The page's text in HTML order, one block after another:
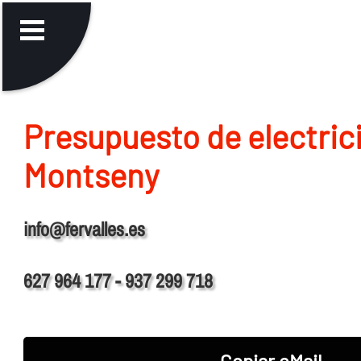
Presupuesto de
Montseny
info@fervalles.es
627 964 177 - 937 299 718